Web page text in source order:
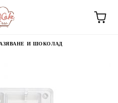
И ШОКОЛАД